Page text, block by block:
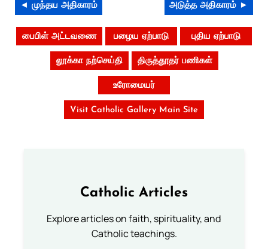
◄ முந்தய அதிகாரம் அடுத்த அதிகாரம் ►
பைபிள் அட்டவணை பழைய ஏற்பாடு புதிய ஏற்பாடு
லூக்கா நற்செய்தி திருத்தூதர் பணிகள்
உரோமையர்
Visit Catholic Gallery Main Site
Catholic Articles
Explore articles on faith, spirituality, and
Catholic teachings.